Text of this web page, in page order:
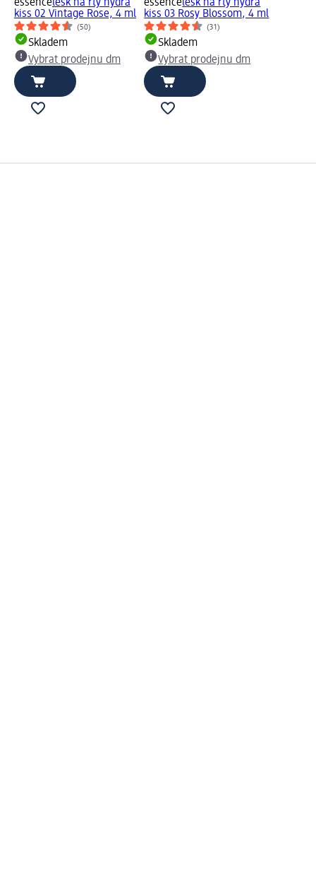
essencelesk na rty hydra
kiss 02 Vintage Rose, 4 ml
(50)
Skladem
Vybrat prodejnu dm
essencelesk na rty hydra
kiss 03 Rosy Blossom, 4 ml
(31)
Skladem
Vybrat prodejnu dm